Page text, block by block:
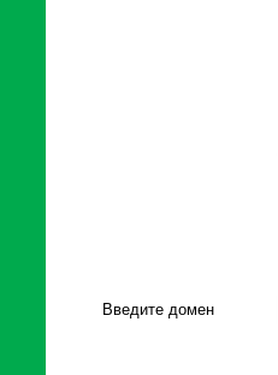
Введите домен